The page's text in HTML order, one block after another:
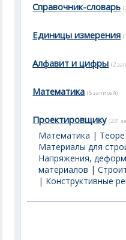
Справочник-словарь
Единицы измерения
Алфавит и цифры (2
Математика (5 записей)
Проектировщику (231
Математика |
Материалы для
Напряжения,
материалов |
| Конструктивные